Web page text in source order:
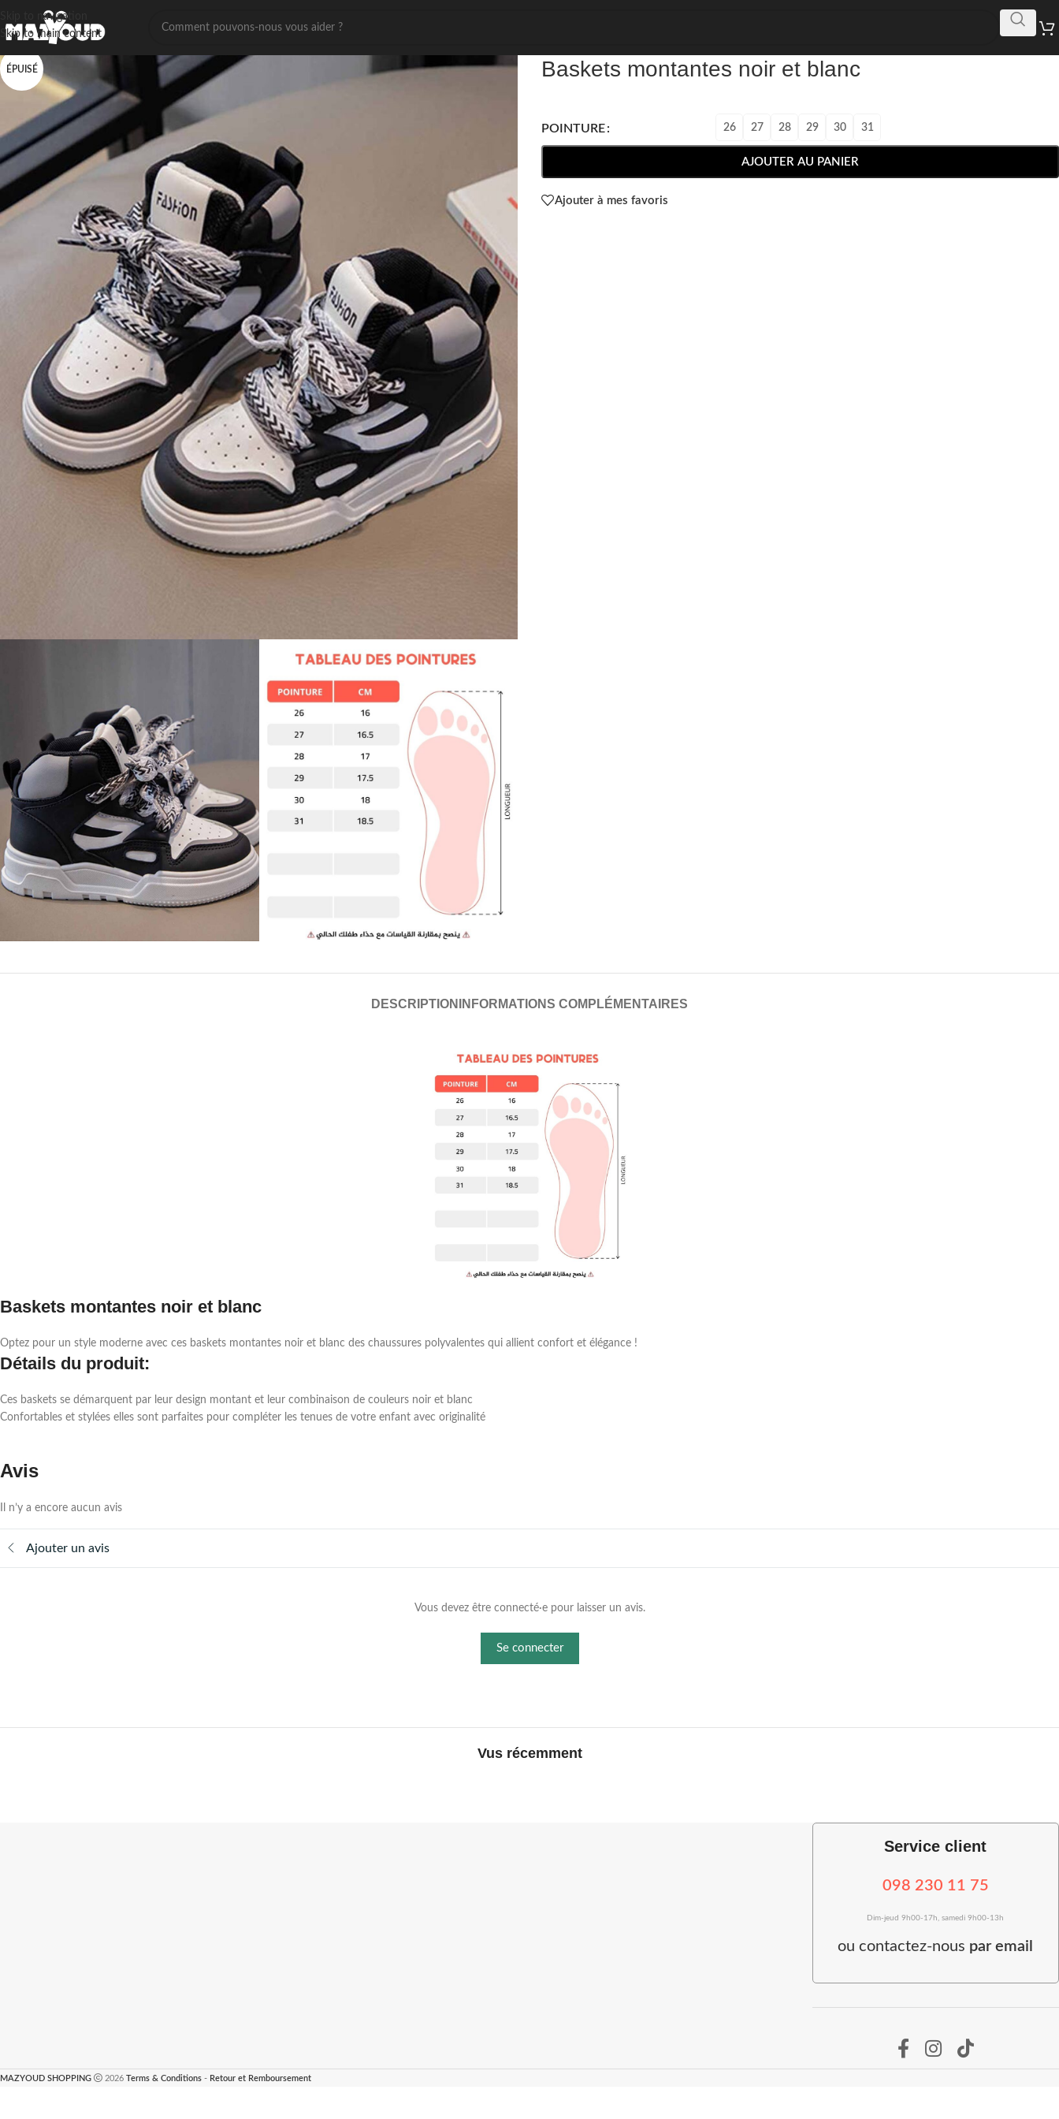
Skip to navigation
Skip to main content
ÉPUISÉ Baskets montantes noir et blanc
POINTURE 26 27 28 29 30 31
AJOUTER AU PANIER
Ajouter à mes favoris
DESCRIPTION INFORMATIONS COMPLÉMENTAIRES
Baskets montantes noir et blanc
Optez pour un style moderne avec ces baskets montantes noir et blanc des chaussures polyvalentes qui allient confort et élégance !
Détails du produit:
Ces baskets se démarquent par leur design montant et leur combinaison de couleurs noir et blanc
Confortables et stylées elles sont parfaites pour compléter les tenues de votre enfant avec originalité
Avis
Il n’y a encore aucun avis
Ajouter un avis
Vous devez être connecté·e pour laisser un avis.
Se connecter
Vus récemment
Service client
098 230 11 75
Dim-jeud 9h00-17h, samedi 9h00-13h
oucontactez-nous par email
MAZYOUD SHOPPING 2026 Terms & Conditions - Retour et Remboursement